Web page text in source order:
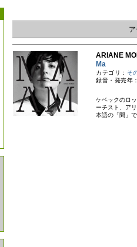
ARIANE
Ma
カテゴリ： そ
録音・発売年
ケベックのロ
ーチスト、ア
本語の「間」